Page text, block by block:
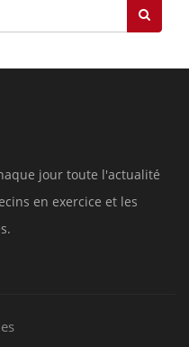
jour toute l'actualité
en exercice et les